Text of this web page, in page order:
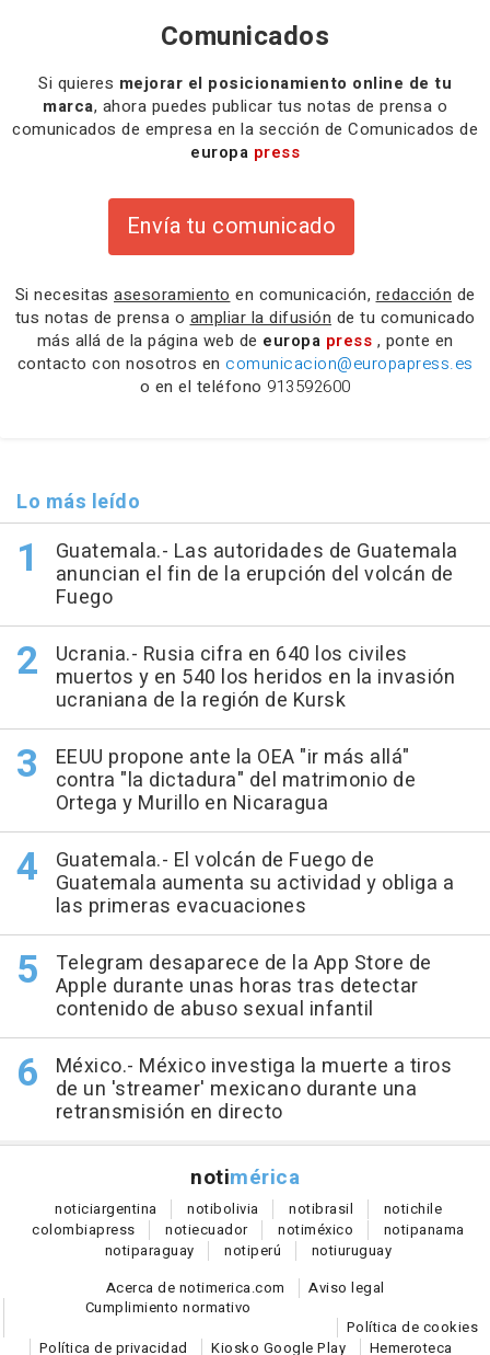
Comunicados
Si quieres mejorar el posicionamiento online de tu
marca, ahora puedes publicar tus notas de prensa o
comunicados de empresa en la sección de Comunicados de
europa press
Envía tu comunicado
Si necesitas asesoramiento en comunicación, redacción de
tus notas de prensa o ampliar la difusión de tu comunicado
más allá de la página web de europa press , ponte en
contacto con nosotros en comunicacion@europapress.es
o en el teléfono 913592600
Lo más leído
Guatemala.- Las autoridades de Guatemala
anuncian el fin de la erupción del volcán de
Fuego
Ucrania.- Rusia cifra en 640 los civiles
muertos y en 540 los heridos en la invasión
ucraniana de la región de Kursk
EEUU propone ante la OEA "ir más allá"
contra "la dictadura" del matrimonio de
Ortega y Murillo en Nicaragua
Guatemala.- El volcán de Fuego de
Guatemala aumenta su actividad y obliga a
las primeras evacuaciones
Telegram desaparece de la App Store de
Apple durante unas horas tras detectar
contenido de abuso sexual infantil
México.- México investiga la muerte a tiros
de un 'streamer' mexicano durante una
retransmisión en directo
notimérica
noticiargentina notibolivia notibrasil notichile
colombiapress notiecuador notiméxico notipanama
notiparaguay notiperú notiuruguay
Acerca de notimerica.com
Aviso legal
Cumplimiento normativo
Política de cookies
Política de privacidad
Kiosko Google Play Hemeroteca